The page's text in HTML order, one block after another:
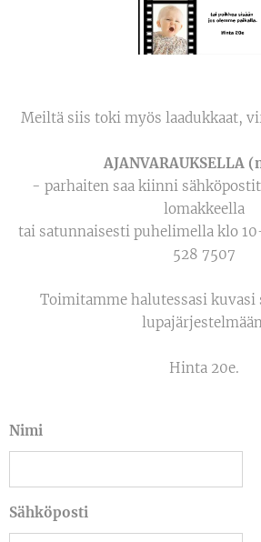
Meiltä siis toki myös laadukkaat,
AJANVARAUKSELLA
- parhaiten saa kiinni
lomakkeella
tai satunnaisesti puhelimella klo
528 7507
Toimitamme halutessasi kuvasi
Hinta 20e.
Nimi
Sähköposti